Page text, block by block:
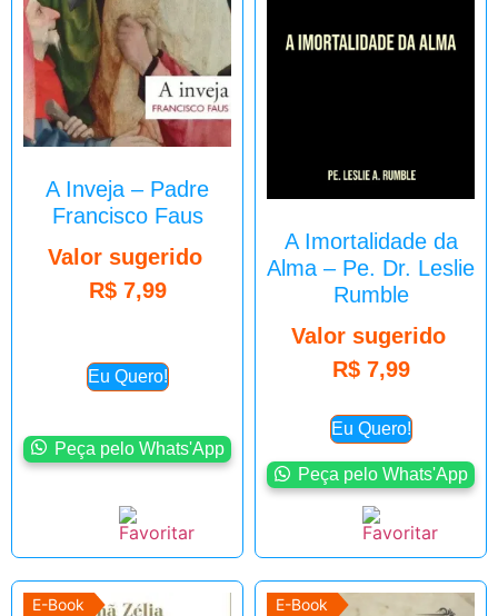
A Inveja – Padre
Francisco Faus
Valor sugerido
R$7,99
Eu Quero!
Peça pelo Whats'App
A Imortalidade da
Alma – Pe. Dr. Leslie
Rumble
Valor sugerido
R$7,99
Eu Quero!
Peça pelo Whats'App
E-Book E-Book